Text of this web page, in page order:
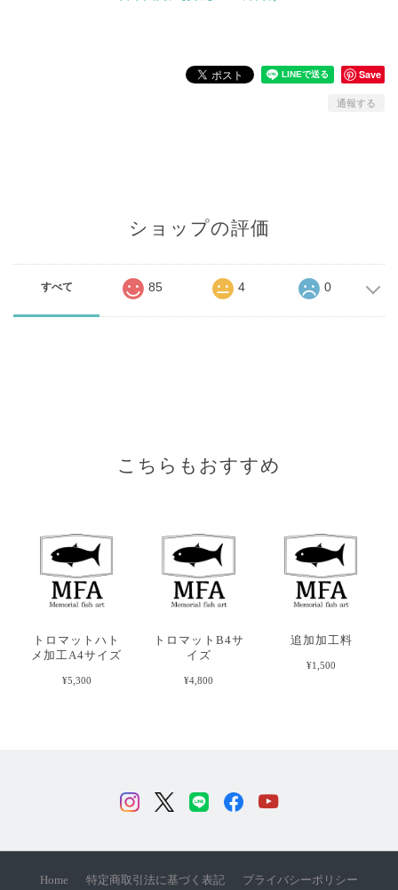
Save
通報する
ショップの評価
すべて 85 4 0
こちらもおすすめ
トロマットハト
メ加工A4サイズ
¥5,300
トロマットB4サ
イズ
¥4,800
追加加工料
¥1,500
Home 特定商取引法に基づく表記 プライバシーポリシー